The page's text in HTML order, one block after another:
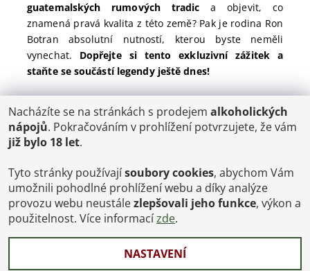
guatemalských rumových tradic a objevit, co
znamená pravá kvalita z této země? Pak je rodina Ron
Botran absolutní nutností, kterou byste neměli
vynechat. Dopřejte si tento exkluzivní zážitek a
staňte se součástí legendy ještě dnes!
POŠTOVNÉ
ČR: od 95,-
SK: 350,-
€ = 24,00 CZK
Dopravy a Platby
Jsme internetový obchod, osobní odběr není možný.
Nacházíte se na stránkách s prodejem alkoholických
nápojů. Pokračováním v prohlížení potvrzujete, že vám
již bylo 18 let.
Tyto stránky používajísoubory cookies, abychom Vám
umožnili pohodlné prohlížení webu a díky analýze
provozu webu neustálezlepšovali jeho funkce, výkon a
použitelnost. Více informacízde.
NASTAVENÍ